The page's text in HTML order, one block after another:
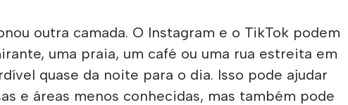
outra camada. O Instagram e o TikTok podem
uma praia, um café ou uma rua estreita em
quase da noite para o dia. Isso pode ajudar
e áreas menos conhecidas, mas também pode